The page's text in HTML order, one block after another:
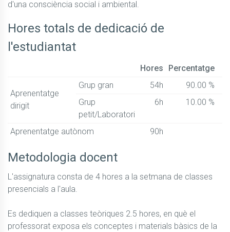
d'una consciència social i ambiental.
Hores totals de dedicació de
l'estudiantat
Hores Percentatge
Aprenentatge
dirigit
Grup gran 54h
90.00 %
Grup
petit/Laboratori
6h 10.00 %
Aprenentatge autònom 90h
Metodologia docent
L'assignatura consta de 4 hores a la setmana de classes
presencials a l'aula.
Es dediquen a classes teòriques 2.5 hores, en què el
professorat exposa els conceptes i materials bàsics de la